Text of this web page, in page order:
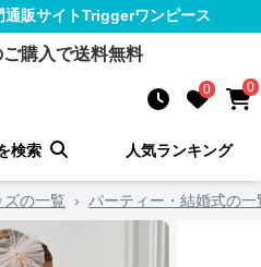
通販サイトTriggerワンピース
ご購入で送料無料
0 0
検索 人気ランキング
ズの一覧 › パーティー・結婚式の一